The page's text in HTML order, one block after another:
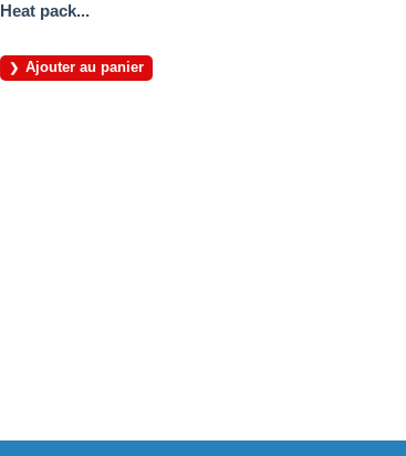
Heat pack...
Ajouter au panier